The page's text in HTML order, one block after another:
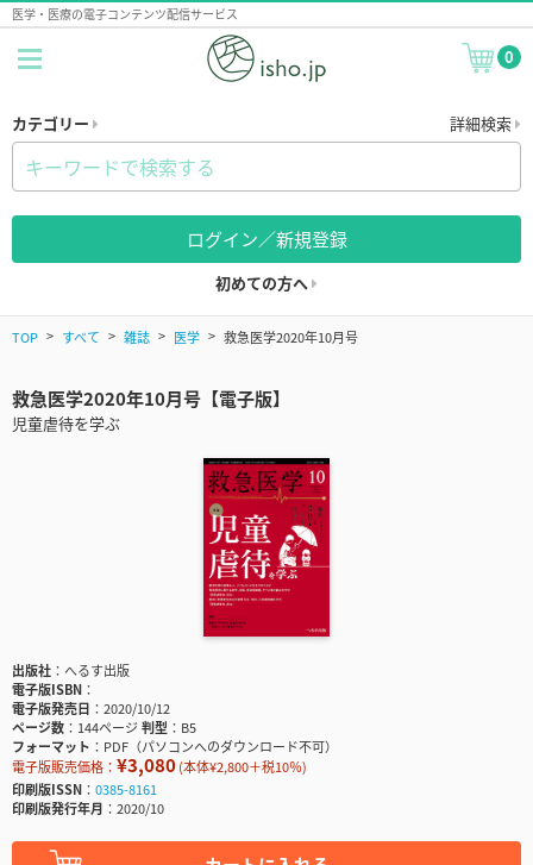
医学・医療の電子コンテンツ配信サービス
0
カテゴリー 詳細検索
ログイン／新規登録
初めての方へ
TOP すべて 雑誌 医学 救急医学2020年10月号
救急医学2020年10月号【電子版】
児童虐待を学ぶ
出版社
へるす出版
電子版ISBN
電子版発売日
2020/10/12
ページ数
144ページ判型
B5
フォーマット
PDF（パソコンへのダウンロード不可）
電子版販売価格： ¥3,080(本体¥2,800＋税10％)
印刷版ISSN
0385-8161
印刷版発行年月
2020/10